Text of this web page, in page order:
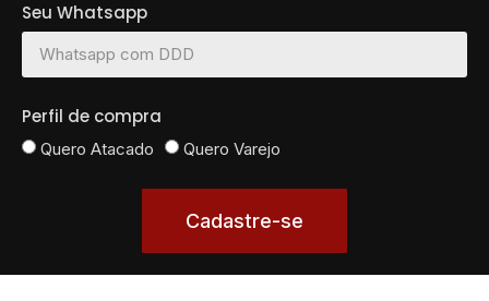
Seu Whatsapp
Perfil de compra
Quero Atacado Quero Varejo
Cadastre-se